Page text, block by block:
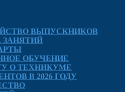
ВЫПУСКНИКОВ
ЗАНЯТИЙ
ОБУЧЕНИЕ
О ТЕХНИКУМЕ
В 2026 ГОДУ